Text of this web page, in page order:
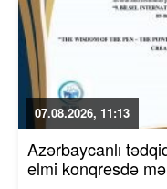
07.08.2026, 11:13
Azərbaycanlı
elmi konqresdə